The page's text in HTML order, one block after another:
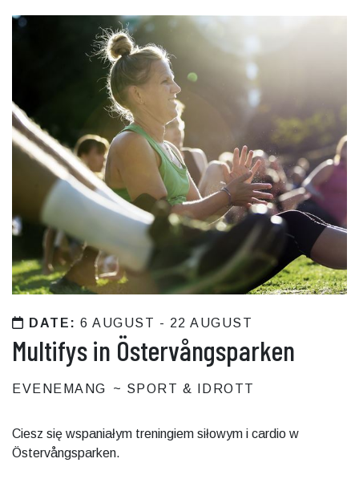
DATE: 6 AUGUST - 22 AUGUST
Multifys in Östervångsparken
EVENEMANG SPORT & IDROTT
Ciesz się wspaniałym treningiem siłowym i cardio w
Östervångsparken.